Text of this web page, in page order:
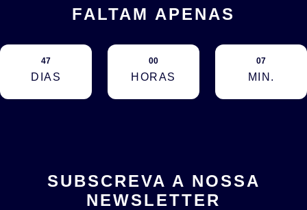
FALTAM APENAS
47
DIAS
00
HORAS
07
MIN.
SUBSCREVA A NOSSA
NEWSLETTER